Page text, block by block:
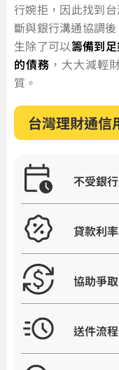
行婉拒，因此找到
斷與銀行溝通協調
生除了可以籌備到
的債務 ，大大減輕
質。
台灣理財通信
不受銀
貸款利
協助爭
送件流